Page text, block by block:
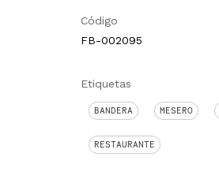
Código
FB-002095
Etiquetas
BANDERA MESERO
RESTAURANTE